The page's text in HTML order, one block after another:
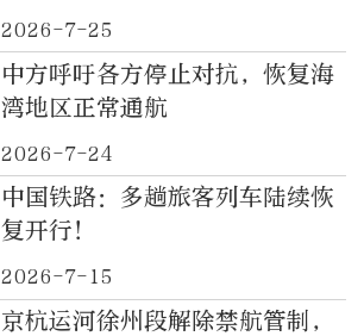
2026-7-25
中方呼吁各方停止对抗，恢复海
湾地区正常通航
2026-7-24
中国铁路：多趟旅客列车陆续恢
复开行！
2026-7-15
京杭运河徐州段解除禁航管制，